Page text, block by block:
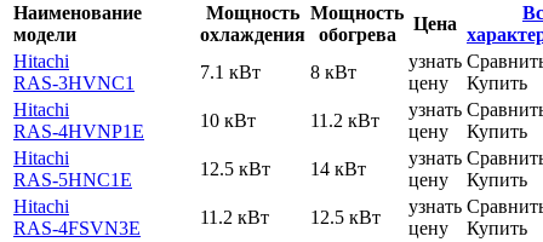
Наименование
модели
Мощность
охлаждения
Мощность
обогрева
Цена
Hitachi
RAS-3HVNC1
7.1 кВт 8 кВт
узнать
цену
Купить
Hitachi
RAS-4HVNP1E
10 кВт 11.2 кВт
узнать
цену
Купить
Hitachi
RAS-5HNC1E
12.5 кВт 14 кВт
узнать
цену
Купить
Hitachi
RAS-4FSVN3E
11.2 кВт 12.5 кВт
узнать
цену
Купить